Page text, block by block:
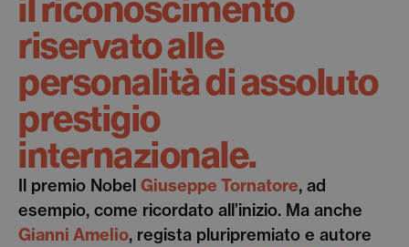
riservato alle
personalità di assoluto
prestigio
internazionale.
Il premio Nobel Giuseppe Tornatore, ad
esempio, come ricordato all’inizio. Ma anche
Gianni Amelio, regista pluripremiato e autore